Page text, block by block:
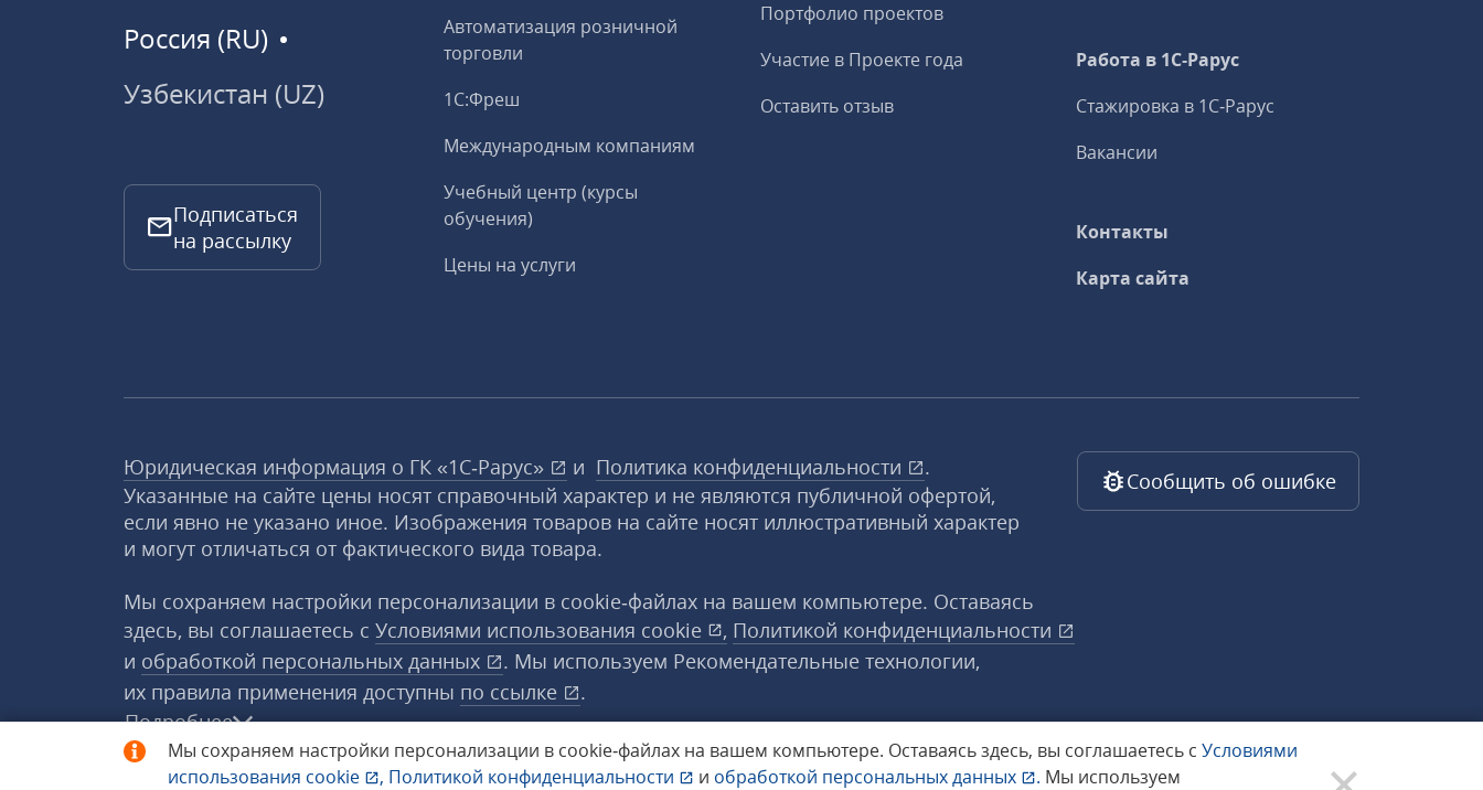
Мы сохраняем настройки персонализации в cookie‑файлах на вашем компьютере. Оставаясь здесь, вы соглашаетесь с Условиями
использования cookie , Политикой конфиденциальности и обработкой персональных данных . Мы используем
Россия (RU)
Узбекистан (UZ)
Подписаться
на рассылку
Автоматизация розничной
торговли
1С:Фреш
Международным компаниям
Учебный центр (курсы
обучения)
Цены на услуги
Портфолио проектов
Участие в Проекте года
Оставить отзыв
Работа в 1С‑Рарус
Стажировка в 1С‑Рарус
Вакансии
Контакты
Карта сайта
Юридическая информация о ГК «1С‑Рарус» и Политика конфиденциальности
.
Указанные на сайте цены носят справочный характер и не являются публичной офертой,
если явно не указано иное. Изображения товаров на сайте носят иллюстративный характер
и могут отличаться от фактического вида товара.
Мы сохраняем настройки персонализации в cookie‑файлах на вашем компьютере. Оставаясь
здесь, вы соглашаетесь с Условиями использования cookie , Политикой конфиденциальности
и обработкой персональных данных
. Мы используем Рекомендательные технологии,
их правила применения доступны по ссылке
.
Подробнее
Сообщить об ошибке